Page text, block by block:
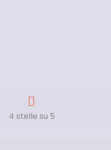
4 stelle su 5